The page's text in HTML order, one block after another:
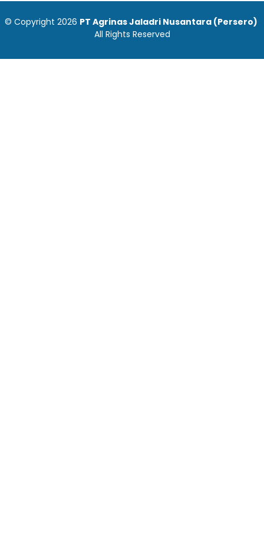
© Copyright 2026 PT Agrinas Jaladri Nusantara (Persero)
All Rights Reserved